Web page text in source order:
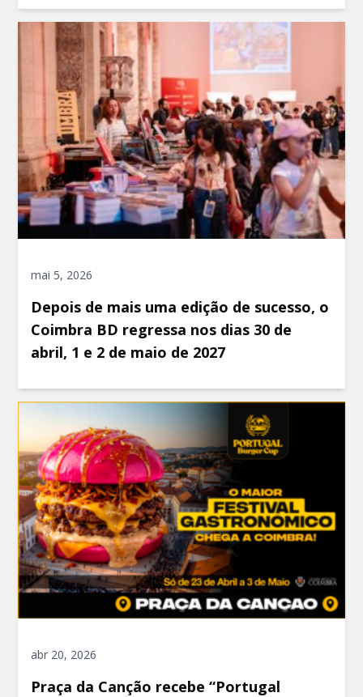
mai 5, 2026
Depois de mais uma edição de sucesso, o
Coimbra BD regressa nos dias 30 de
abril, 1 e 2 de maio de 2027
abr 20, 2026
Praça da Canção recebe “Portugal